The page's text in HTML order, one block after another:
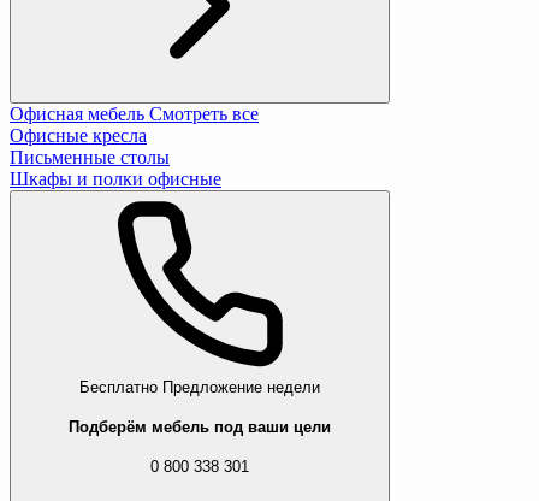
Офисная мебель Смотреть все
Офисные кресла
Письменные столы
Шкафы и полки офисные
Бесплатно Предложение недели
Подберём мебель под ваши цели
0 800 338 301